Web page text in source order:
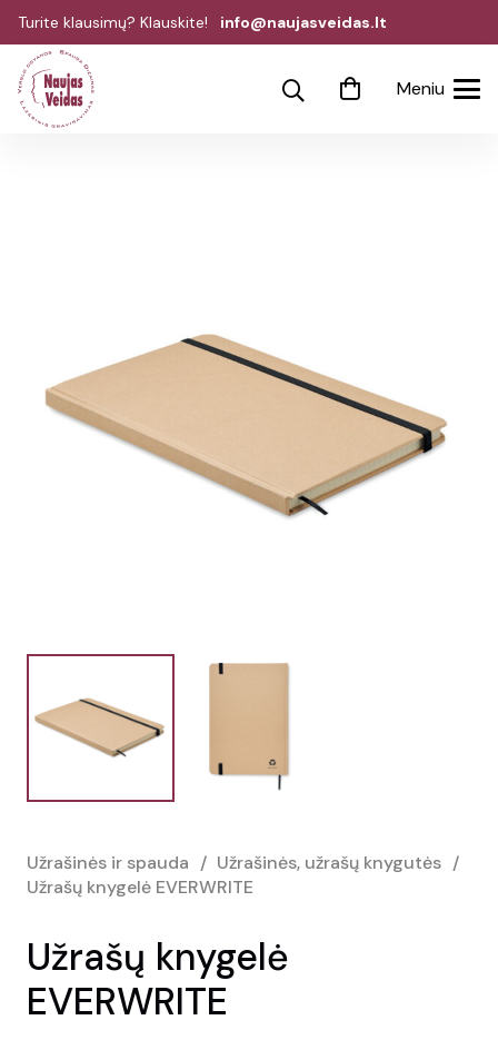
Turite klausimų? Klauskite! info@naujasveidas.lt
Meniu
Užrašinės ir spauda / Užrašinės, užrašų knygutės /
Užrašų knygelė EVERWRITE
Užrašų knygelė
EVERWRITE